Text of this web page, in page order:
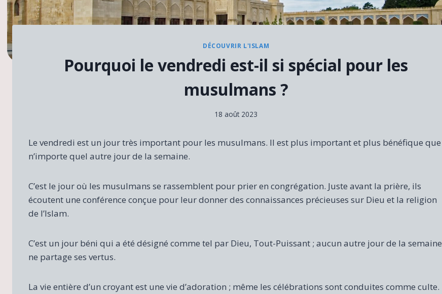
DÉCOUVRIR L'ISLAM
Pourquoi le vendredi est-il si spécial pour les
musulmans ?
18 août 2023
Le vendredi est un jour très important pour les musulmans. Il est plus important et plus bénéfique que
n’importe quel autre jour de la semaine.
C’est le jour où les musulmans se rassemblent pour prier en congrégation. Juste avant la prière, ils
écoutent une conférence conçue pour leur donner des connaissances précieuses sur Dieu et la religion
de l’Islam.
C’est un jour béni qui a été désigné comme tel par Dieu, Tout-Puissant ; aucun autre jour de la semaine
ne partage ses vertus.
La vie entière d’un croyant est une vie d’adoration ; même les célébrations sont conduites comme culte.